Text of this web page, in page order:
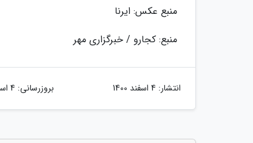
منبع عکس: ایرنا
منبع: کجارو / خبرگزاری مهر
انتشار: 4 اسفند 1400 بروزرسانی: 4 اسفند 1400